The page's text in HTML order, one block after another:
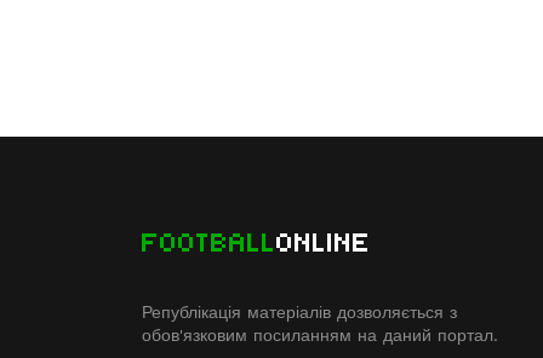
FOOTBALLONLINE
Републікація матеріалів дозволяється з
обов'язковим посиланням на даний портал.